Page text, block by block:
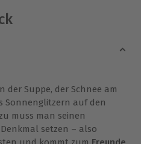
der Suppe, der Schnee am
Sonnenglitzern auf den
muss man seinen
setzen – also